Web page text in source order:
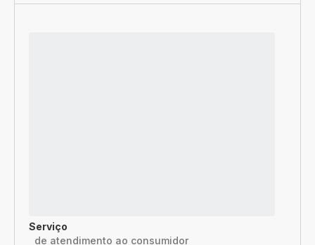
Serviço
de atendimento ao consumidor